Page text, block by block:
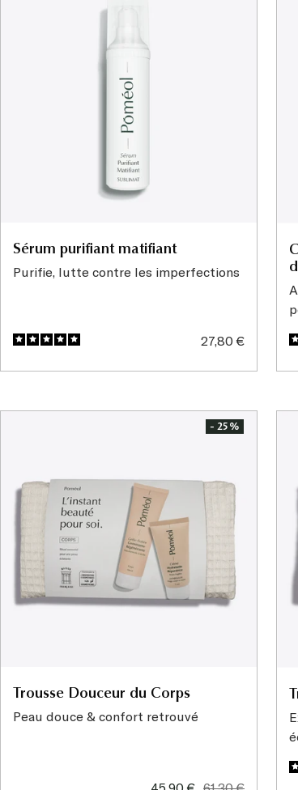
Sérum purifiant matifiant
Purifie, lutte contre les imperfections
Prix
27,80 €
- 25%
Trousse Douceur du Corps
Peau douce & confort retrouvé
Prix
Prix